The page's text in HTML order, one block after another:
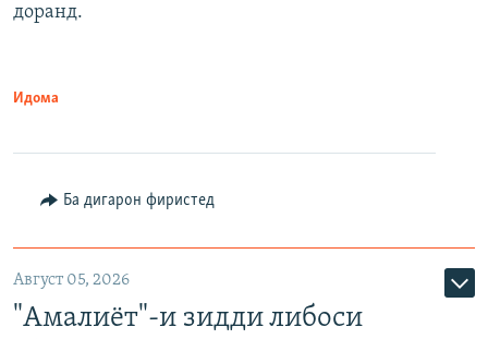
доранд.
Идома
Ба дигарон фиристед
Август 05, 2026
"Амалиёт"-и зидди либоси